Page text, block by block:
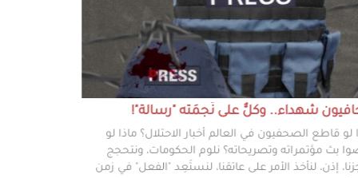
شهداء.. وكلٌّ على نَجمَته "رسالة"!
لو قاطع الصحفيون في العالم أخبار الاحتلال؟ ماذا لو
بث مؤتمراته وتصريحاته؟ نلوم الحكومات، ونتحجج
إذن، لنأخذ الأمر على عاتقنا، لنستَعِد "الفعل" في زمن